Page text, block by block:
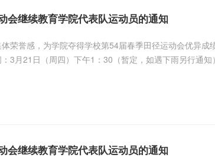
会继续教育学院代表队运动员的通知
荣誉感，为学院夺得学校第54届春季田径运动会优异成
3月21日（周四）下午1：30（暂定，如遇下雨另行通
籍在册学生，身体健康，适合该运动项目，均可报名参
会继续教育学院代表队运动员的通知